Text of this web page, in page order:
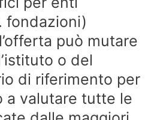
fondazioni)
può mutare
o del
di riferimento per
a valutare tutte le